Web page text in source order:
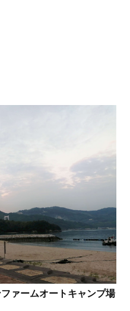
ァームオートキャンプ場